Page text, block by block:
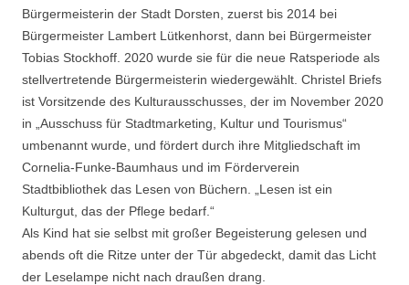
Bürgermeisterin der Stadt Dorsten, zuerst bis 2014 bei
Bürgermeister Lambert Lütkenhorst, dann bei Bürgermeister
Tobias Stockhoff. 2020 wurde sie für die neue Ratsperiode als
stellvertretende Bürgermeisterin wiedergewählt. Christel Briefs
ist Vorsitzende des Kulturausschusses, der im November 2020
in „Ausschuss für Stadtmarketing, Kultur und Tourismus“
umbenannt wurde, und fördert durch ihre Mitgliedschaft im
Cornelia-Funke-Baumhaus und im Förderverein
Stadtbibliothek das Lesen von Büchern. „Lesen ist ein
Kulturgut, das der Pflege bedarf.“
Als Kind hat sie selbst mit großer Begeisterung gelesen und
abends oft die Ritze unter der Tür abgedeckt, damit das Licht
der Leselampe nicht nach draußen drang.